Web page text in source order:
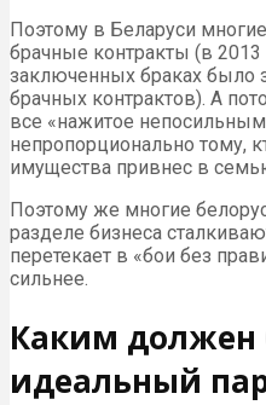
Поэтому в Беларуси
брачные контракты (в 2013
заключенных браках было
брачных контрактов). А
все «нажитое
непропорционально тому,
имущества привнес в
Поэтому же многие
разделе бизнеса
перетекает в «бои без
сильнее.
Каким должен
идеальный